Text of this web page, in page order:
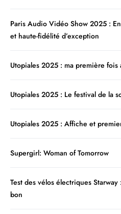
Paris Audio Vidéo Show 2025 :
et haute-fidélité d’exception
Utopiales 2025 : ma première fois
Utopiales 2025 : Le festival de la
Utopiales 2025 : Affiche et
Supergirl: Woman of Tomorrow
Test des vélos électriques
bon